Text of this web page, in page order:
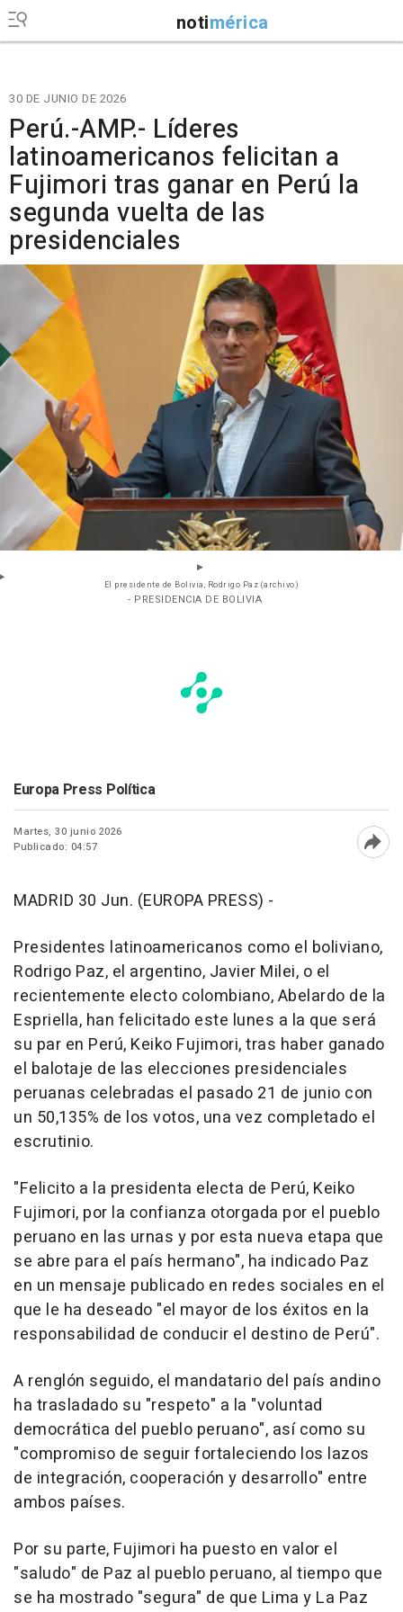
notimérica
30 DE JUNIO DE 2026
Perú.-AMP.- Líderes
latinoamericanos felicitan a
Fujimori tras ganar en Perú la
segunda vuelta de las
presidenciales
El presidente de Bolivia, Rodrigo Paz (archivo)
- PRESIDENCIA DE BOLIVIA
Europa Press Política
Martes, 30 junio 2026
Publicado: 04:57
MADRID 30 Jun. (EUROPA PRESS) -
Presidentes latinoamericanos como el boliviano,
Rodrigo Paz, el argentino, Javier Milei, o el
recientemente electo colombiano, Abelardo de la
Espriella, han felicitado este lunes a la que será
su par en Perú, Keiko Fujimori, tras haber ganado
el balotaje de las elecciones presidenciales
peruanas celebradas el pasado 21 de junio con
un 50,135% de los votos, una vez completado el
escrutinio.
"Felicito a la presidenta electa de Perú, Keiko
Fujimori, por la confianza otorgada por el pueblo
peruano en las urnas y por esta nueva etapa que
se abre para el país hermano", ha indicado Paz
en un mensaje publicado en redes sociales en el
que le ha deseado "el mayor de los éxitos en la
responsabilidad de conducir el destino de Perú".
A renglón seguido, el mandatario del país andino
ha trasladado su "respeto" a la "voluntad
democrática del pueblo peruano", así como su
"compromiso de seguir fortaleciendo los lazos
de integración, cooperación y desarrollo" entre
ambos países.
Por su parte, Fujimori ha puesto en valor el
"saludo" de Paz al pueblo peruano, al tiempo que
se ha mostrado "segura" de que Lima y La Paz